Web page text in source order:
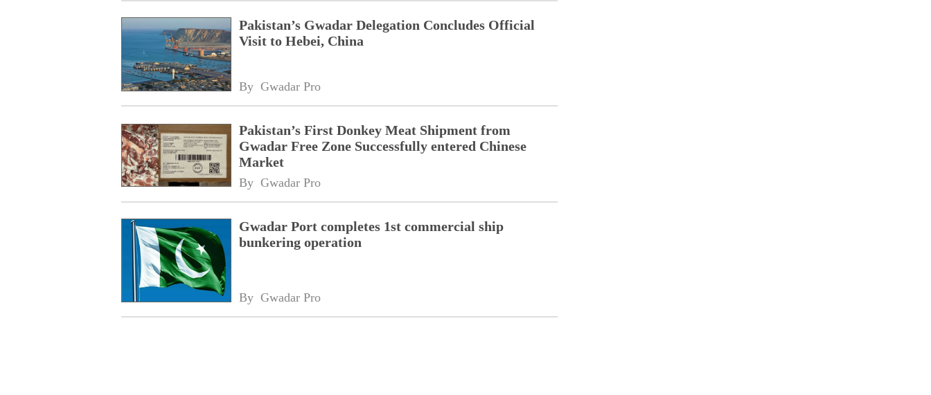
Pakistan’s Gwadar Delegation Concludes Official
Visit to Hebei, China
By Gwadar Pro
Pakistan’s First Donkey Meat Shipment from
Gwadar Free Zone Successfully entered Chinese
Market
By Gwadar Pro
Gwadar Port completes 1st commercial ship
bunkering operation
By Gwadar Pro